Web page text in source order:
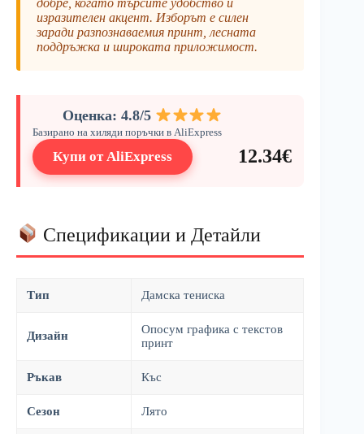
изразителен акцент. Изборът е силен
заради разпознаваемия принт, лесната
поддръжка и широката приложимост.
Купи от AliExpress 12.34€
Оценка: 4.8/5
Базирано на хиляди поръчки в AliExpress
Спецификации и Детайли
Тип Дамска тениска
Дизайн
Опосум графика с текстов
принт
Ръкав Къс
Сезон Лято